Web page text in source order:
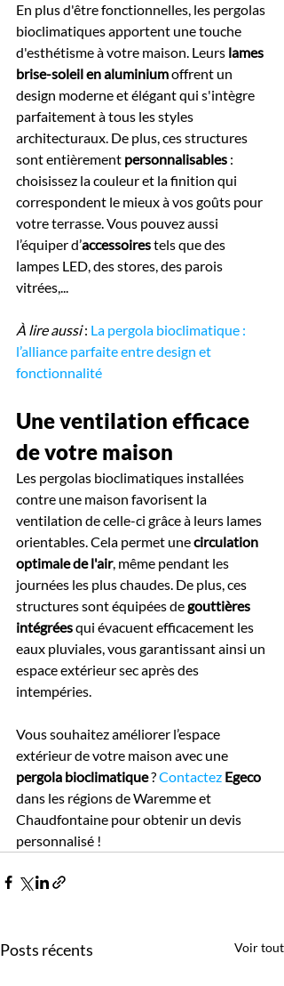
En plus d'être fonctionnelles, les pergolas
bioclimatiques apportent une touche
d'esthétisme à votre maison. Leurs lames
brise-soleil en aluminium offrent un
design moderne et élégant qui s'intègre
parfaitement à tous les styles
architecturaux. De plus, ces structures
sont entièrement personnalisables :
choisissez la couleur et la finition qui
correspondent le mieux à vos goûts pour
votre terrasse. Vous pouvez aussi
l’équiper d’accessoires tels que des
lampes LED, des stores, des parois
vitrées,...
À lire aussi : La pergola bioclimatique :
l’alliance parfaite entre design et
fonctionnalité
Une ventilation efficace
de votre maison
Les pergolas bioclimatiques installées
contre une maison favorisent la
ventilation de celle-ci grâce à leurs lames
orientables. Cela permet une circulation
optimale de l'air, même pendant les
journées les plus chaudes. De plus, ces
structures sont équipées de gouttières
intégrées qui évacuent efficacement les
eaux pluviales, vous garantissant ainsi un
espace extérieur sec après des
intempéries.
Vous souhaitez améliorer l’espace
extérieur de votre maison avec une
pergola bioclimatique ? Contactez Egeco
dans les régions de Waremme et
Chaudfontaine pour obtenir un devis
personnalisé !
Posts récents Voir tout